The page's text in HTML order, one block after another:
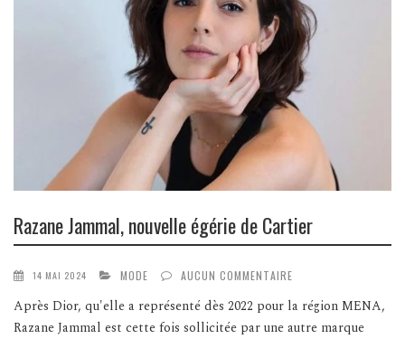
Razane Jammal, nouvelle égérie de Cartier
14 MAI 2024 MODE AUCUN COMMENTAIRE
Après Dior, qu'elle a représenté dès 2022 pour la région MENA,
Razane Jammal est cette fois sollicitée par une autre marque